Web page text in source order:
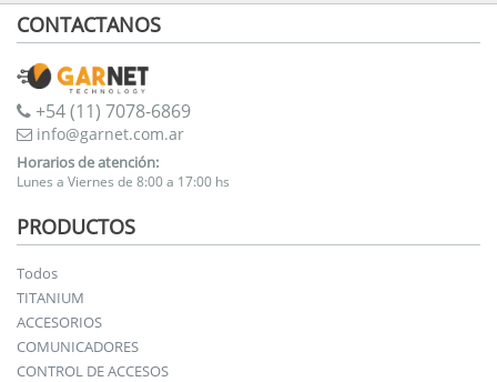
CONTACTANOS
+54 (11) 7078-6869
info@garnet.com.ar
Horarios de atención:
Lunes a Viernes de 8:00 a 17:00 hs
PRODUCTOS
Todos
TITANIUM
ACCESORIOS
COMUNICADORES
CONTROL DE ACCESOS